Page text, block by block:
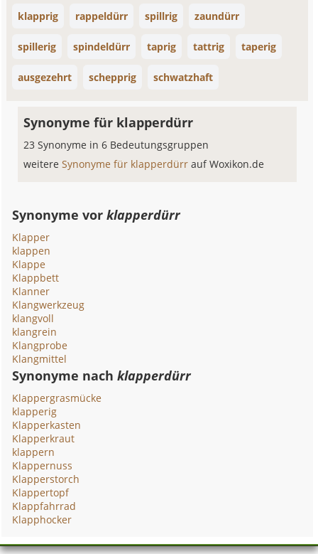
klapprig rappeldürr spillrig zaundürr
spillerig spindeldürr taprig tattrig taperig
ausgezehrt schepprig schwatzhaft
Synonyme für klapperdürr
23 Synonyme in 6 Bedeutungsgruppen
weitereSynonyme für klapperdürrauf Woxikon.de
Synonyme vorklapperdürr
Klapper
klappen
Klappe
Klappbett
Klanner
Klangwerkzeug
klangvoll
klangrein
Klangprobe
Klangmittel
Synonyme nachklapperdürr
Klappergrasmücke
klapperig
Klapperkasten
Klapperkraut
klappern
Klappernuss
Klapperstorch
Klappertopf
Klappfahrrad
Klapphocker